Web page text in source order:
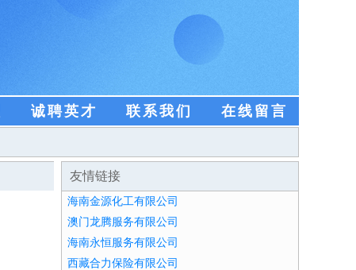
诚聘英才 联系我们 在线留言
友情链接
海南金源化工有限公司
澳门龙腾服务有限公司
海南永恒服务有限公司
西藏合力保险有限公司